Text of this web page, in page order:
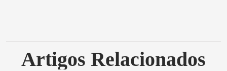
Artigos Relacionados